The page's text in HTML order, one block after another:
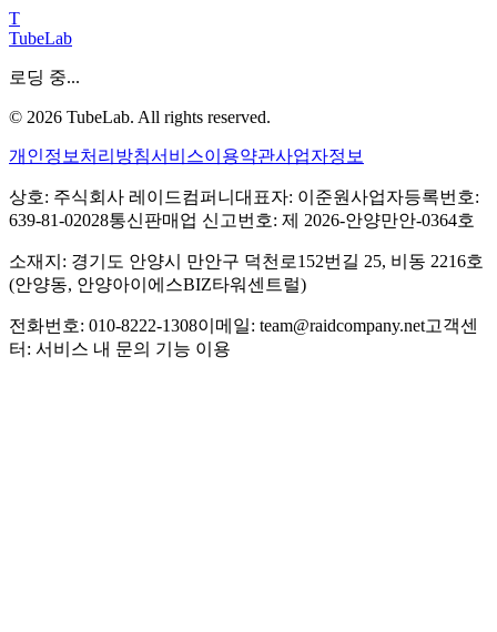
T
TubeLab
로딩 중...
© 2026 TubeLab. All rights reserved.
개인정보처리방침서비스이용약관사업자정보
상호: 주식회사 레이드컴퍼니 대표자: 이준원사업자등록번호:
639-81-02028통신판매업 신고번호: 제 2026-안양만안-0364호
소재지: 경기도 안양시 만안구 덕천로152번길 25, 비동 2216호
(안양동, 안양아이에스BIZ타워센트럴)
전화번호: 010-8222-1308이메일: team@raidcompany.net고객센
터: 서비스 내 문의 기능 이용